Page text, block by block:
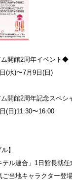
開館2周年イベント◆
(水)〜7月9日(日)
開館2周年記念スペ
(日)11:30〜16:00
】
ル連合」1日館長就任
当地キャラクター登場